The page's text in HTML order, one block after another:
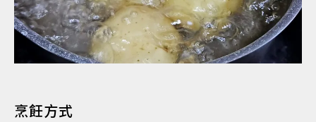
烹飪方式